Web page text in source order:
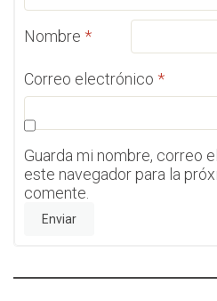
Nombre *
Correo electrónico *
Guarda mi nombre, correo
este navegador para la
comente.